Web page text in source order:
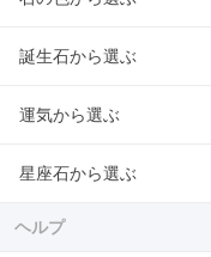
誕生石から選ぶ
運気から選ぶ
星座石から選ぶ
ヘルプ